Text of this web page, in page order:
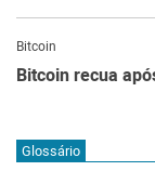
Bitcoin
Bitcoin recua
Glossário